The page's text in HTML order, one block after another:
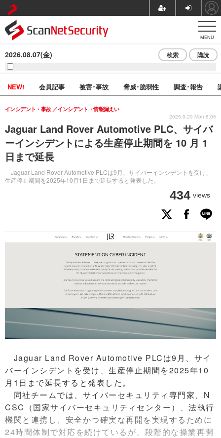
MENU
2026.08.07(金) 検索 購読
NEW! 会員記事 被害･事故 脅威･脆弱性 調査･報告
Jaguar Land Rover Automotive PLC、サイバ
ーインシデントによる生産停止期間を 10 月 1
日まで延長
Jaguar Land Rover Automotive PLCは9月、サイバーインシデントを受け、
生産停止期間を2025年10月1日まで延長すると発表した。
インシデント・事故 インシデント・情報漏えい
434 views
2025.9.29 Mon 8:05
Jaguar Land Rover Automotive PLCは9月、サイ
バーインシデントを受け、生産停止期間を2025年10
月1日まで延長すると発表した。
同社チームでは、サイバーセキュリティ専門家、N
CSC（国家サイバーセキュリティセンター）、法執行
機関と連携し、安全かつ確実な再開を実現するために
24時間体制で対応を続けているが、段階的な操業再開